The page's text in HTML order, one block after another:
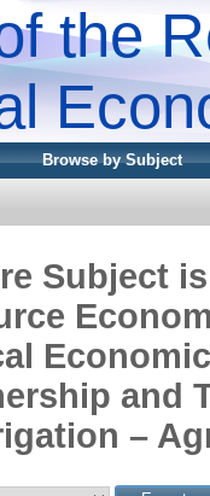
the
Browse by Subject
Subject
and
–